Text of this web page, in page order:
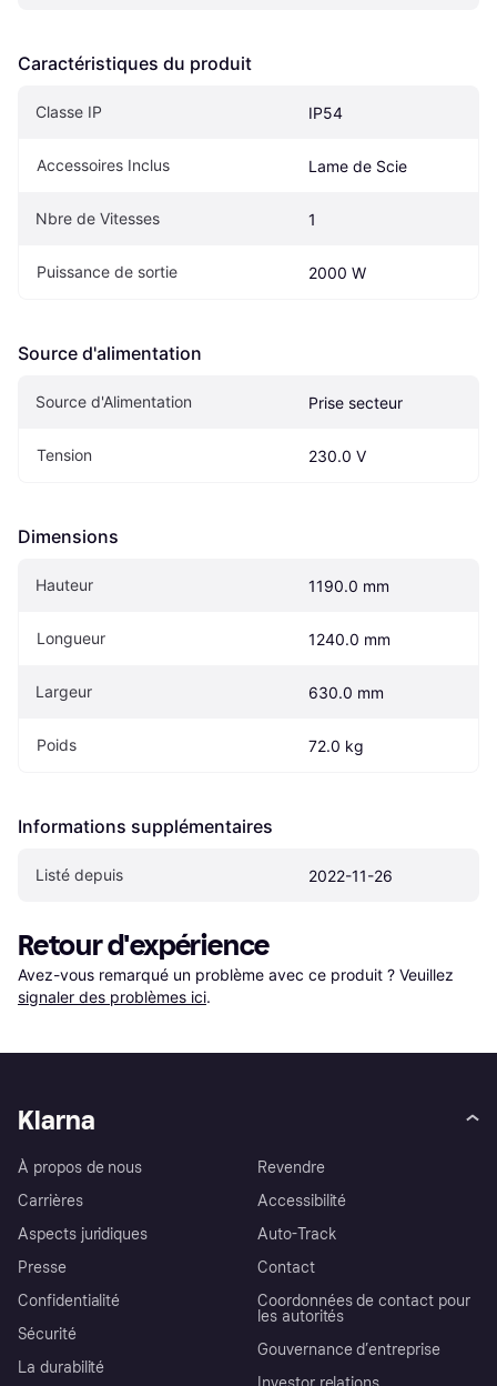
Caractéristiques du produit
Classe IP IP54
Accessoires Inclus Lame de Scie
Nbre de Vitesses 1
Puissance de sortie 2000 W
Source d'alimentation
Source d'Alimentation Prise secteur
Tension 230.0 V
Dimensions
Hauteur 1190.0 mm
Longueur 1240.0 mm
Largeur 630.0 mm
Poids 72.0 kg
Informations supplémentaires
Listé depuis 2022-11-26
Retour d'expérience
Avez-vous remarqué un problème avec ce produit ? Veuillez
signaler des problèmes ici.
Klarna
À propos de nous
Carrières
Aspects juridiques
Presse
Confidentialité
Sécurité
La durabilité
Revendre
Accessibilité
Auto-Track
Contact
Coordonnées de contact pour
les autorités
Gouvernance d’entreprise